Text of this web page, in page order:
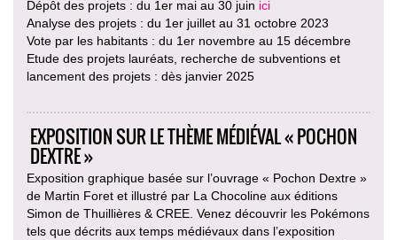
Dépôt des projets : du 1er mai au 30 juin ici
Analyse des projets : du 1er juillet au 31 octobre 2023
Vote par les habitants : du 1er novembre au 15 décembre
Etude des projets lauréats, recherche de subventions et
lancement des projets : dès janvier 2025
EXPOSITION SUR LE THÈME MÉDIÉVAL « POCHON
DEXTRE »
Exposition graphique basée sur l’ouvrage « Pochon Dextre »
de Martin Foret et illustré par La Chocoline aux éditions
Simon de Thuillières & CREE. Venez découvrir les Pokémons
tels que décrits aux temps médiévaux dans l’exposition